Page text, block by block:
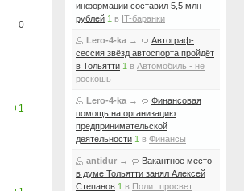
0
+1
информации составил 5,5 млн
рублей 1 в IT-баранки
Lero-4-ka →
Автограф-
сессия звёзд автоспорта пройдёт
в Тольятти 1 в Автомобиль - не
роскошь
Lero-4-ka →
Финансовая
помощь на организацию
предпринимательской
деятельности 1 в Финансы
antidur →
Вакантное место
в думе Тольятти занял Алексей
Степанов 1 в Полит просвет